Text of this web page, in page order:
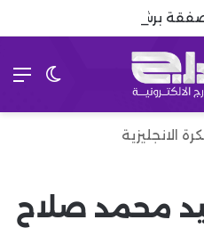
الانجليزية
محمد صلاح